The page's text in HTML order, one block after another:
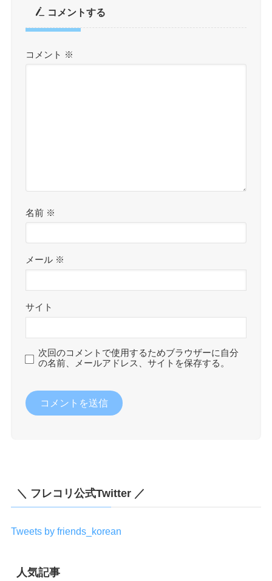
コメントする
コメント ※
名前 ※
メール ※
サイト
次回のコメントで使用するためブラウザーに自分
の名前、メールアドレス、サイトを保存する。
＼ フレコリ公式Twitter ／
Tweets by friends_korean
人気記事